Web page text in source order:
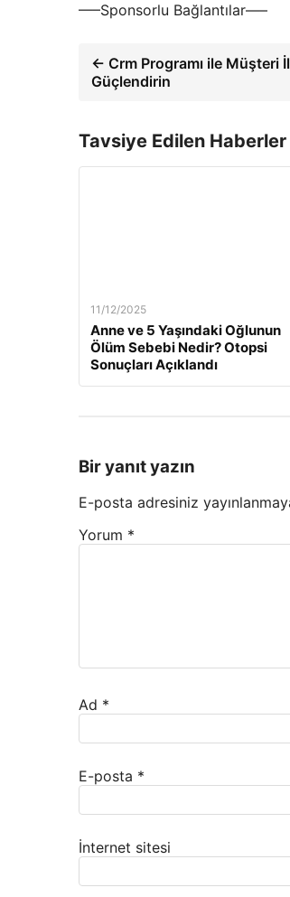
—–Sponsorlu Bağlantılar—–
← Crm Programı ile Müşteri
Güçlendirin
Tavsiye Edilen Haberler
11/12/2025
Anne ve 5 Yaşındaki Oğlunun
Ölüm Sebebi Nedir? Otopsi
Sonuçları Açıklandı
Bir yanıt yazın
E-posta adresiniz
Yorum *
Ad *
E-posta *
İnternet sitesi